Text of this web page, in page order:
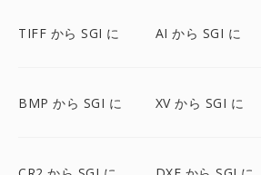
TIFF から SGI に AI から SGI に
BMP から SGI に XV から SGI に